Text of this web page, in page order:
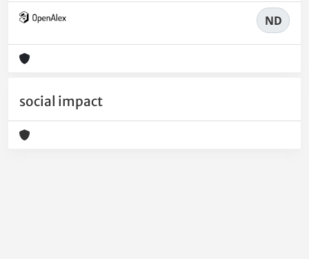
ND
social impact